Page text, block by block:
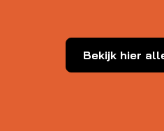
Bekijk hier